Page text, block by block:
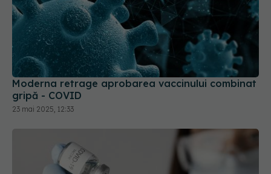
Moderna retrage aprobarea vaccinului combinat
gripă - COVID
23 mai 2025, 12:33